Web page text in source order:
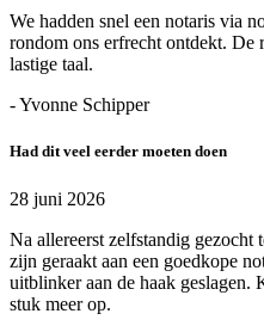
We hadden snel een notaris via
rondom ons erfrecht ontdekt. De
lastige taal.
- Yvonne Schipper
Had dit veel eerder moeten doen
28 juni 2026
Na allereerst zelfstandig gezocht
zijn geraakt aan een goedkope
uitblinker aan de haak geslagen.
stuk meer op.